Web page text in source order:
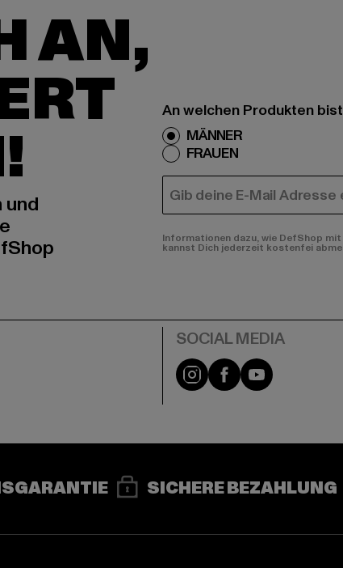
AN,
und
An welchen Produkten
MÄNNER
FRAUEN
E-MAIL
Informationen dazu, wie DefShop
kannst Dich jederzeit kostenfei
Instagram
FacebookYouTube
SICHERE BEZAHLUNG